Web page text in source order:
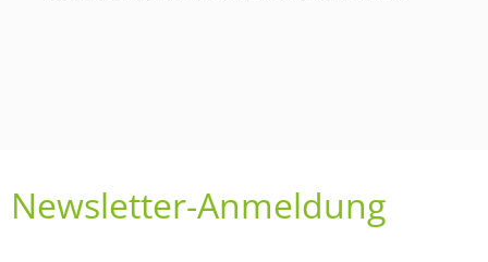
Newsletter-Anmeldung